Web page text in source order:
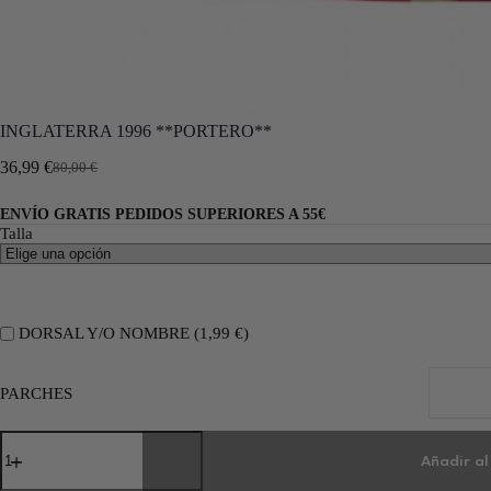
INGLATERRA 1996 **PORTERO**
80,00€
36,99 €
ENVÍO GRATIS PEDIDOS SUPERIORES A 55€
Talla
DORSAL Y/O NOMBRE (1,99 €)
PARCHES
Añadir